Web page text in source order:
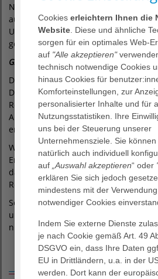
Nutzen Sie hierzu unser Online-
auf der Homepage. Rezepte sind
Uhr am Folgetag (Mo-Do), Ausnahme
gespeichert und können bei Ihrer
Gibt es Einschränkungen?
Das eRezept gilt nur für das
Daher können aktuell noch keine
Rezepte digital versendet werden.
Ausschluss u. a. für Hilfsmittel,
enterale Ernährung und Blutprodukte.
Wenn Ihre eGK defekt ist, reicht
Ersatzbescheinigung der
dass in diesem Fall die Ausdrucke der
Rezeptanforderung persönlich
Sofern Sie privat krankenversichert
unser Online-Rezeptbestellung-
nutzen.
Online Rezeptbestellung
Cookieserleichtern Ihnen die
Website . Diese und ähnliche
sorgen für ein optimales Web-
auf "Alle akzeptieren"
technisch notwendige Cookies
hinaus Cookies für
Komforteinstellungen, zur
personalisierter Inhalte und für
Nutzungsstatistiken. Ihre
uns bei der Steuerung unserer
Unternehmensziele. Sie
natürlich auch individuell
auf „Auswahl akzeptieren“ oder
erklären Sie sich jedoch
mindestens mit der
notwendiger Cookies
Indem Sie externe Dienste
je nach Cookie gemäß Art. 49
DSGVO ein, dass Ihre Daten
EU in Drittländern, u.a. in der
werden. Dort kann der